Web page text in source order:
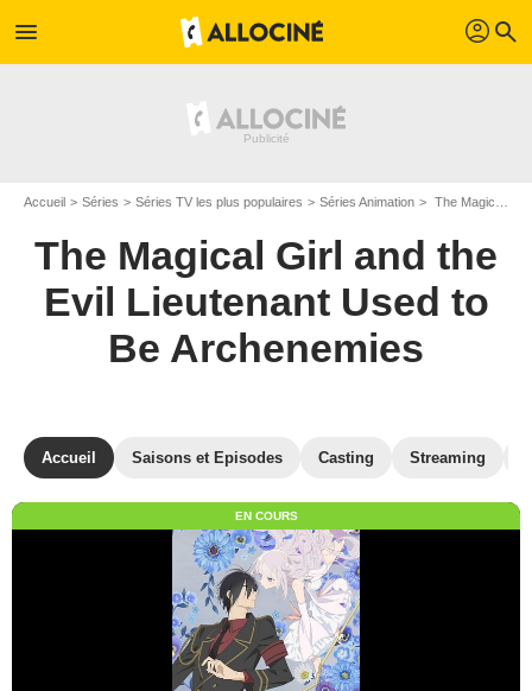
menu profil search
Accueil Séries Séries TV les plus populaires Séries Animation The Magical Girl and the Evil Lieutenant Used to Be Archenemies
The Magical Girl and the
Evil Lieutenant Used to
Be Archenemies
Accueil Saisons et Episodes Casting Streaming
EN COURS